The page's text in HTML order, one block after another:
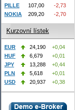
PILLE
107,00
-2,73
NOKIA
209,20 -2,70
Kurzovní lístek
EUR 24,190
+0,04
HUF
6,679
+0,01
JPY
13,288
+0,44
PLN
5,618
+0,01
USD
20,937 +0,38